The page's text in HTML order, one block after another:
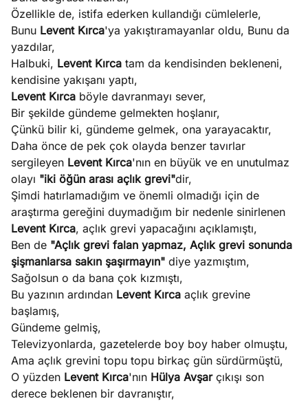
Özellikle de, istifa ederken kullandığı cümlelerle,
Bunu Levent Kırca'ya yakıştıramayanlar oldu, Bunu da
yazdılar,
Halbuki, Levent Kırca tam da kendisinden bekleneni,
kendisine yakışanı yaptı,
Levent Kırca böyle davranmayı sever,
Bir şekilde gündeme gelmekten hoşlanır,
Çünkü bilir ki, gündeme gelmek, ona yarayacaktır,
Daha önce de pek çok olayda benzer tavırlar
sergileyen Levent Kırca'nın en büyük ve en unutulmaz
olayı "iki öğün arası açlık grevi"dir,
Şimdi hatırlamadığım ve önemli olmadığı için de
araştırma gereğini duymadığım bir nedenle sinirlenen
Levent Kırca, açlık grevi yapacağını açıklamıştı,
Ben de "Açlık grevi falan yapmaz, Açlık grevi sonunda
şişmanlarsa sakın şaşırmayın" diye yazmıştım,
Sağolsun o da bana çok kızmıştı,
Bu yazının ardından Levent Kırca açlık grevine
başlamış,
Gündeme gelmiş,
Televizyonlarda, gazetelerde boy boy haber olmuştu,
Ama açlık grevini topu topu birkaç gün sürdürmüştü,
O yüzden Levent Kırca'nın Hülya Avşarçıkışı son
derece beklenen bir davranıştır,